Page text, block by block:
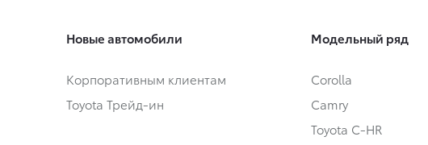
Новые автомобили
Корпоративным клиентам
Toyota Трейд-ин
Модельный ряд
Corolla
Camry
Toyota C-HR